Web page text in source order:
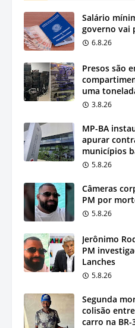
Salário
governo vai
6.8.26
Presos são
uma
3.8.26
MP-BA
apurar
municípios
5.8.26
Câmeras
PM por
5.8.26
Jerônimo
PM
Lanches
5.8.26
Segunda
colisão
carro na BR-